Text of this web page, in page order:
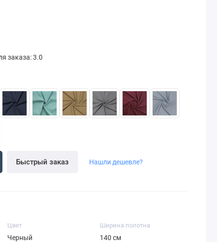
заказа: 3.0
Быстрый заказ Нашли дешевле?
Цвет
Черный
Ширина полотна
140 см